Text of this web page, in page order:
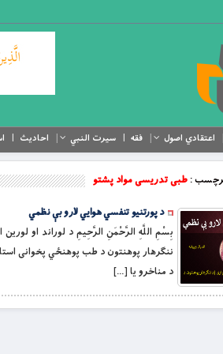
اعتقادي اصول فقه سیرت النبي احادیث
:طبی تدریسی مواد پشتو
د پورتنيو تنفسي هوايي لارو بې نظمي
بِسْمِ اللَّهِ الرَّحْمَنِ الرَّحِيمِ د لوراند او
ننګرهار پوهنتون د طب پوهنځي پخوانی
د مناخرو يا […]